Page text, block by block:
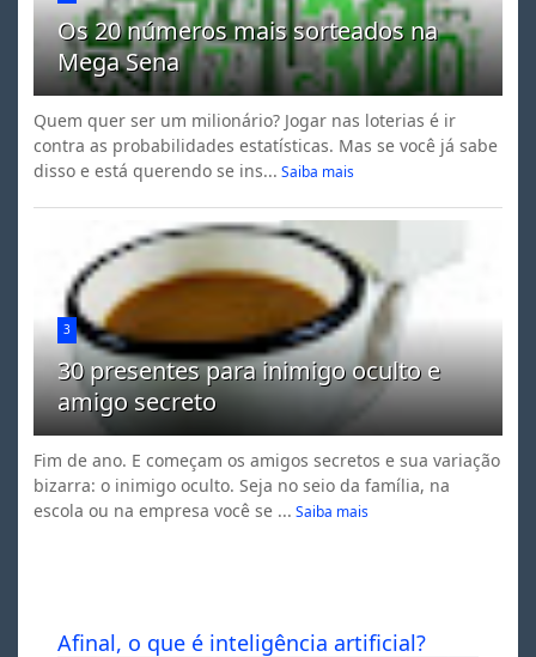
Os 20 números mais sorteados na
Mega Sena
Quem quer ser um milionário? Jogar nas loterias é ir
contra as probabilidades estatísticas. Mas se você já sabe
disso e está querendo se ins... Saiba mais
3
30 presentes para inimigo oculto e
amigo secreto
Fim de ano. E começam os amigos secretos e sua variação
bizarra: o inimigo oculto. Seja no seio da família, na
escola ou na empresa você se ... Saiba mais
Afinal, o que é inteligência artificial?